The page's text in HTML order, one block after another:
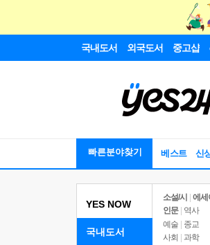
국내도서 외국도서 중고샵
빠른분야찾기 베스트 신
YES NOW
국내도서
소설/시
에세
인문
역사
예술 | 종교
사회 | 과학